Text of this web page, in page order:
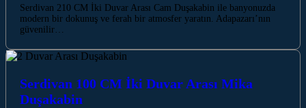
Serdivan 210 CM İki Duvar Arası Cam Duşakabin ile banyonuzda
modern bir dokunuş ve ferah bir atmosfer yaratın. Adapazarı’nın
güvenilir…
Serdivan 100 CM İki Duvar Arası Mika
Duşakabin